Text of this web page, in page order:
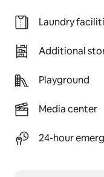
Laundry
Additional
Playground
Media center
24-hour